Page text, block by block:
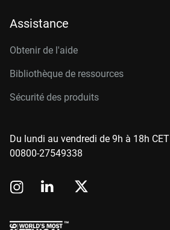
Assistance
Obtenir de l'aide
Bibliothèque de ressources
Sécurité des produits
Du lundi au vendredi de 9h à 18h CET
00800-27549338